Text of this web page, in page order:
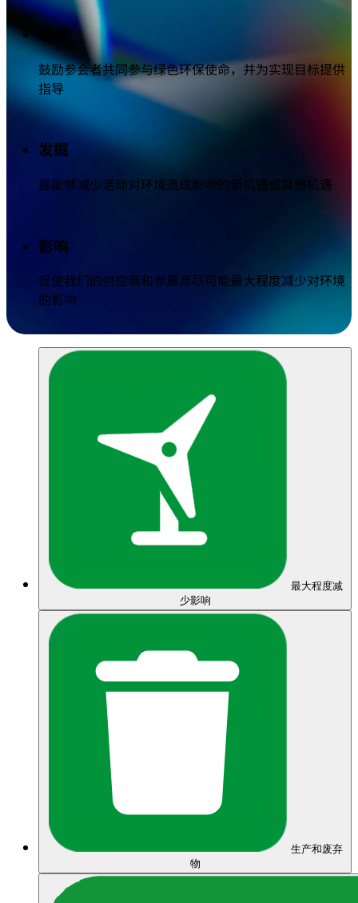
鼓励
鼓励参会者共同参与绿色环保使命，并为实现目标提供
指导
发掘
掘能够减少活动对环境造成影响的新机遇或其他机遇
影响
促使我们的供应商和参展商尽可能最大程度减少对环境
的影响
最大程度减
少影响
生产和废弃
物